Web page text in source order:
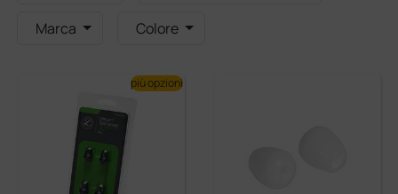
Marca
Colore
più opzioni